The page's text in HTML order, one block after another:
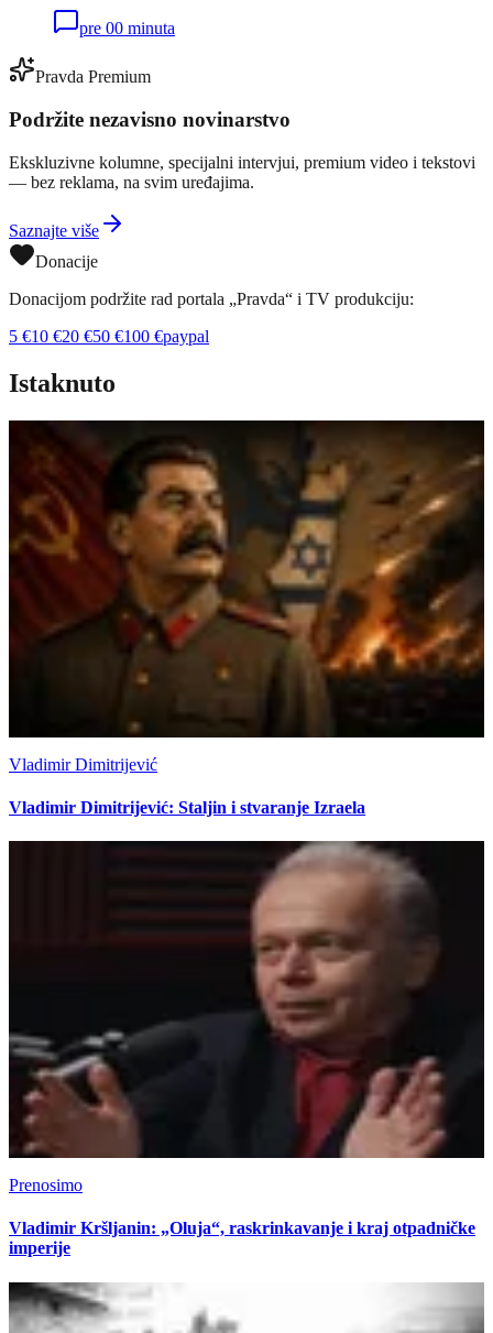
pre 00 minuta
Pravda Premium
Podržite nezavisno novinarstvo
Ekskluzivne kolumne, specijalni intervjui, premium video i tekstovi
— bez reklama, na svim uređajima.
Saznajte više
Donacije
Donacijom podržite rad portala „Pravda“ i TV produkciju:
5 €10 €20 €50 €100 €paypal
Istaknuto
Vladimir Dimitrijević
Vladimir Dimitrijević: Staljin i stvaranje Izraela
Prenosimo
Vladimir Kršljanin: „Oluja“, raskrinkavanje i kraj otpadničke
imperije